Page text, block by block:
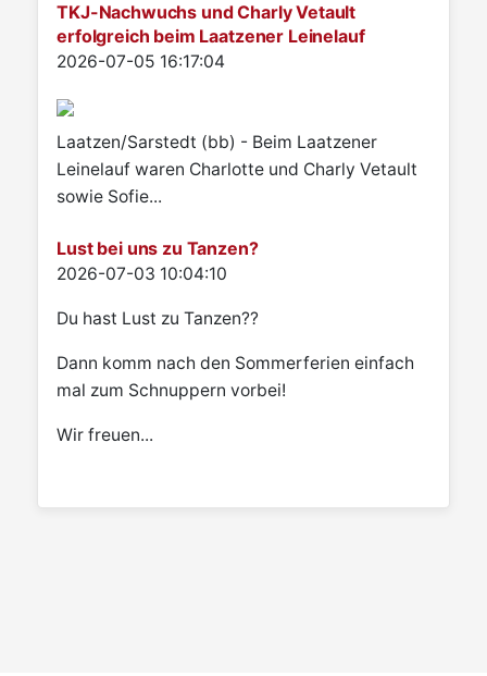
TKJ-Nachwuchs und Charly Vetault
erfolgreich beim Laatzener Leinelauf
Details
2026-07-05 16:17:04
Laatzen/Sarstedt (bb) - Beim Laatzener
Leinelauf waren Charlotte und Charly Vetault
sowie Sofie...
Lust bei uns zu Tanzen?
Details
2026-07-03 10:04:10
Du hast Lust zu Tanzen??
Dann komm nach den Sommerferien einfach
mal zum Schnuppern vorbei!
Wir freuen...